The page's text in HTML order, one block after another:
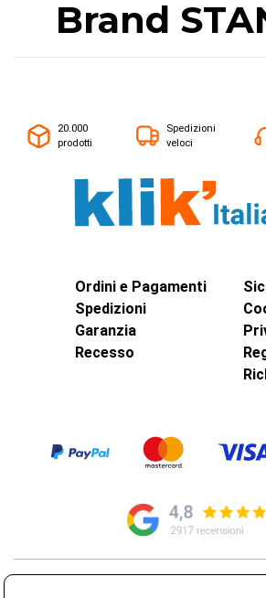
Brand
20.000
prodotti
Spedizioni
veloci
Ordini e Pagamenti
Spedizioni
Garanzia
Recesso